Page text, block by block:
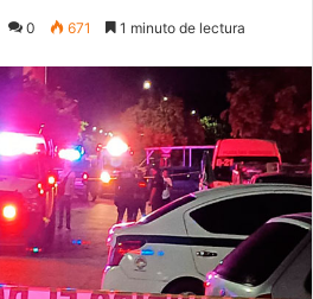
0 671 1 minuto de lectura